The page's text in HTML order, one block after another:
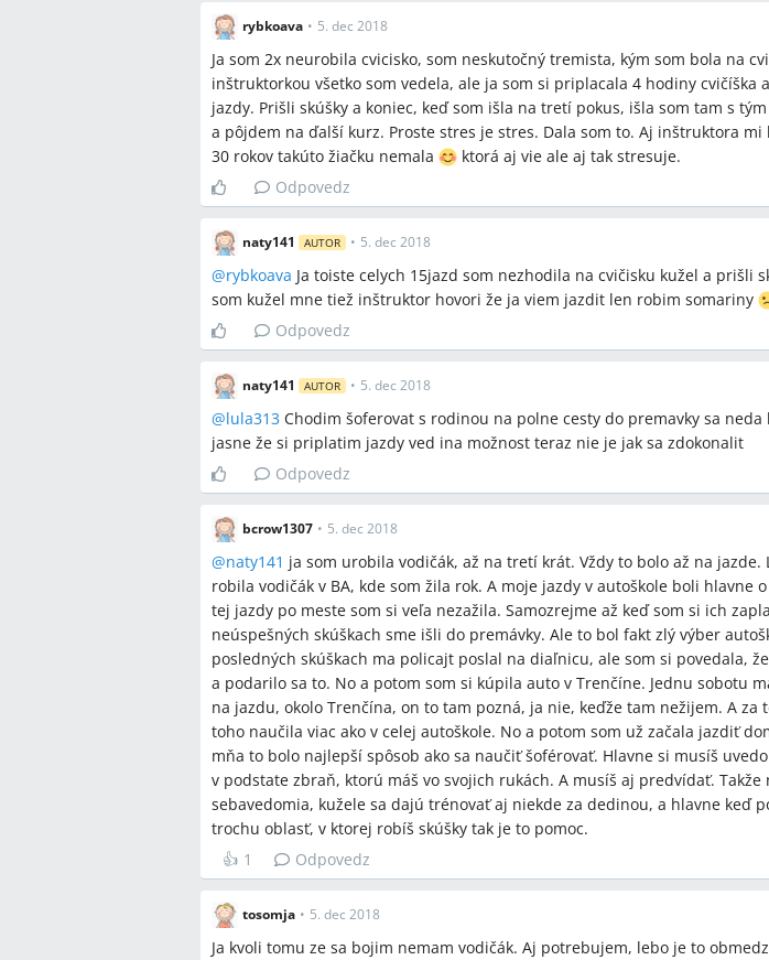
rybkoava • 5. dec 2018
Ja som 2x neurobila cvicisko, som neskutočný tremista, kým som bola na
inštruktorkou všetko som vedela, ale ja som si priplacala 4 hodiny cvičíška
jazdy. Prišli skúšky a koniec, keď som išla na tretí pokus, išla som tam s
a pôjdem na ďalší kurz. Proste stres je stres. Dala som to. Aj inštruktora mi
30 rokov takúto žiačku nemala
ktorá aj vie ale aj tak stresuje.
Odpovedz
naty141 AUTOR • 5. dec 2018
@rybkoava Ja toiste celych 15jazd som nezhodila na cvičisku kužel a prišli
som kužel mne tiež inštruktor hovori že ja viem jazdit len robim somariny
Odpovedz
naty141 AUTOR • 5. dec 2018
@lula313 Chodim šoferovat s rodinou na polne cesty do premavky sa neda
jasne že si priplatim jazdy ved ina možnost teraz nie je jak sa zdokonalit
Odpovedz
bcrow1307 • 5. dec 2018
@naty141 ja som urobila vodičák, až na tretí krát. Vždy to bolo až na jazde.
robila vodičák v BA, kde som žila rok. A moje jazdy v autoškole boli hlavne
tej jazdy po meste som si veľa nezažila. Samozrejme až keď som si ich
neúspešných skúškach sme išli do premávky. Ale to bol fakt zlý výber
posledných skúškach ma policajt poslal na diaľnicu, ale som si povedala,
a podarilo sa to. No a potom som si kúpila auto v Trenčíne. Jednu sobotu
na jazdu, okolo Trenčína, on to tam pozná, ja nie, keďže tam nežijem. A za
toho naučila viac ako v celej autoškole. No a potom som už začala jazdiť
mňa to bolo najlepší spôsob ako sa naučiť šoférovať. Hlavne si musíš
v podstate zbraň, ktorú máš vo svojich rukách. A musíš aj predvídať. Takže
sebavedomia, kužele sa dajú trénovať aj niekde za dedinou, a hlavne keď
trochu oblasť, v ktorej robíš skúšky tak je to pomoc.
👍 1 Odpovedz
tosomja • 5. dec 2018
Ja kvoli tomu ze sa bojim nemam vodičák. Aj potrebujem, lebo je to